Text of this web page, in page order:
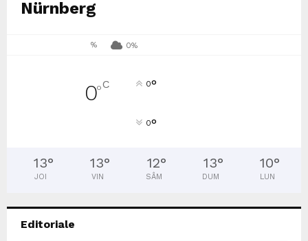
Nürnberg
% 0%
0°C 0°
0°
13°
JOI
13°
VIN
12°
SÂM
13°
DUM
10°
LUN
Editoriale